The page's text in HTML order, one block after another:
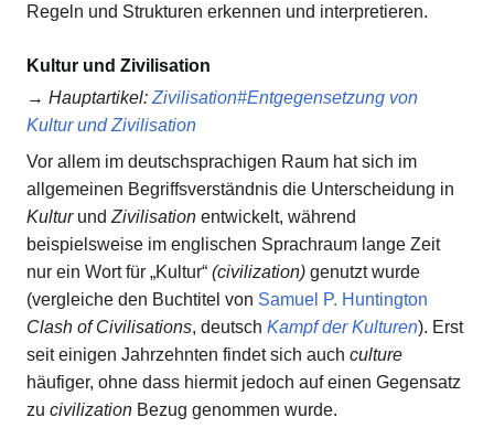
Regeln und Strukturen erkennen und interpretieren.
Kultur und Zivilisation
→ Hauptartikel: Zivilisation#Entgegensetzung von
Kultur und Zivilisation
Vor allem im deutschsprachigen Raum hat sich im
allgemeinen Begriffsverständnis die Unterscheidung in
Kulturund Zivilisation entwickelt, während
beispielsweise im englischen Sprachraum lange Zeit
nur ein Wort für „Kultur“ (civilization) genutzt wurde
(vergleiche den Buchtitel von Samuel P. Huntington
Clash of Civilisations, deutsch Kampf der Kulturen). Erst
seit einigen Jahrzehnten findet sich auch culture
häufiger, ohne dass hiermit jedoch auf einen Gegensatz
zu civilization Bezug genommen wurde.